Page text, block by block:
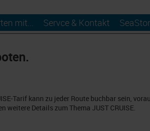
mit... Servce & Kontakt
Tarif kann zu jeder Route buchbar sein,
weitere Details zum Thema JUST CRUISE.